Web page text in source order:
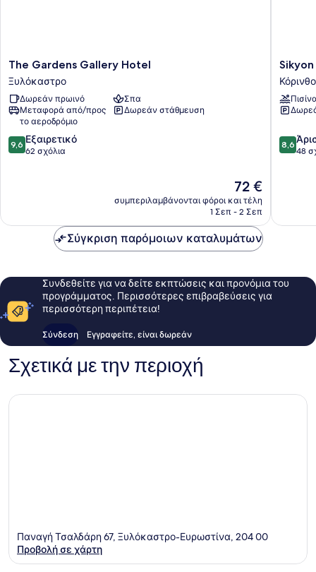
The
Gardens
Gallery
Hotel
Ξυλόκαστρο
The Gardens Gallery Hotel
Ξυλόκαστρο
Δωρεάν πρωινό
Σπα
Μεταφορά από/προς
το αεροδρόμιο
Δωρεάν στάθμευση
9.6
στα
9,6 Εξαιρετικό
62 σχόλια
Η
τιμή
είναι
72 €
συμπεριλαμβάνονται φόροι και τέλη
1 Σεπ - 2 Σεπ
Sikyon
Coast
Hotel
&
Resort
8.6
στα
8,6
48
Σύγκριση παρόμοιων καταλυμάτων
Συνδεθείτε για να δείτε εκπτώσεις και προνόμια του
προγράμματος. Περισσότερες επιβραβεύσεις για
περισσότερη περιπέτεια!
Σύνδεση Εγγραφείτε, είναι δωρεάν
Σχετικά με την περιοχή
Παναγή Τσαλδάρη 67, Ξυλόκαστρο-Ευρωστίνα, 204 00
Προβολή σε χάρτη